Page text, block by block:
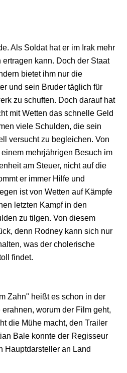
Als Soldat hat er im Irak mehr
kann. Doch der Staat
bietet ihm nur die
und sein Bruder täglich für
zu schuften. Doch darauf hat
mit Wetten das schnelle Geld
viele Schulden, die sein
versucht zu begleichen. Von
mehrjährigen Besuch im
am Steuer, nicht auf die
er immer Hilfe und
ist von Wetten auf Kämpfe
letzten Kampf in den
zu tilgen. Von diesem
denn Rodney kann sich nur
was der cholerische
findet.
Zahn" heißt es schon in der
worum der Film geht,
die Mühe macht, den Trailer
Bale konnte der Regisseur
Hauptdarsteller an Land